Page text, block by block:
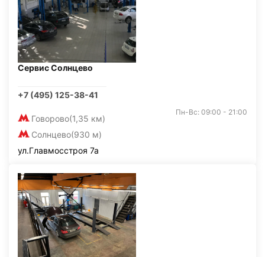
Сервис Солнцево
+7 (495) 125-38-41
Говорово(1,35 км)
Солнцево(930 м)
Пн-Вс: 09:00 - 21:00
ул.Главмосстроя 7а